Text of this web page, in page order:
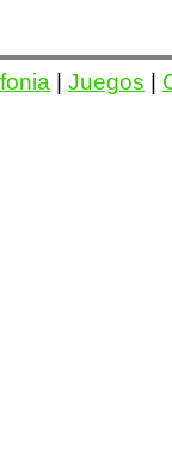
Juegos